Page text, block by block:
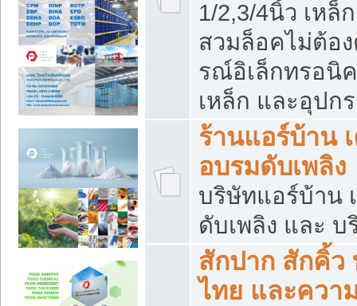
1/2,3/4นิ้ว เหล็
สวมล็อคไม่ต้อ
รณ์อิเล็กทรอนิ
เหล็ก และอุปก
ร้านแอร์บ้าน
อบรมดับเพลิง
บริษัทแอร์บ้าน
ดับเพลิง และ
สักปาก สักคิ้
ไทย และควา